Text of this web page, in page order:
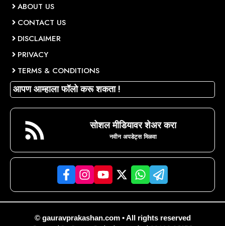
ABOUT US
CONTACT US
DISCLAIMER
PRIVACY
TERMS & CONDITIONS
आपण आम्हाला फॉलो करू शकता !
सोशल मीडियावर शेअर करा
नवीन अपडेट्स मिळवा
© gauravprakashan.com • All rights reserved